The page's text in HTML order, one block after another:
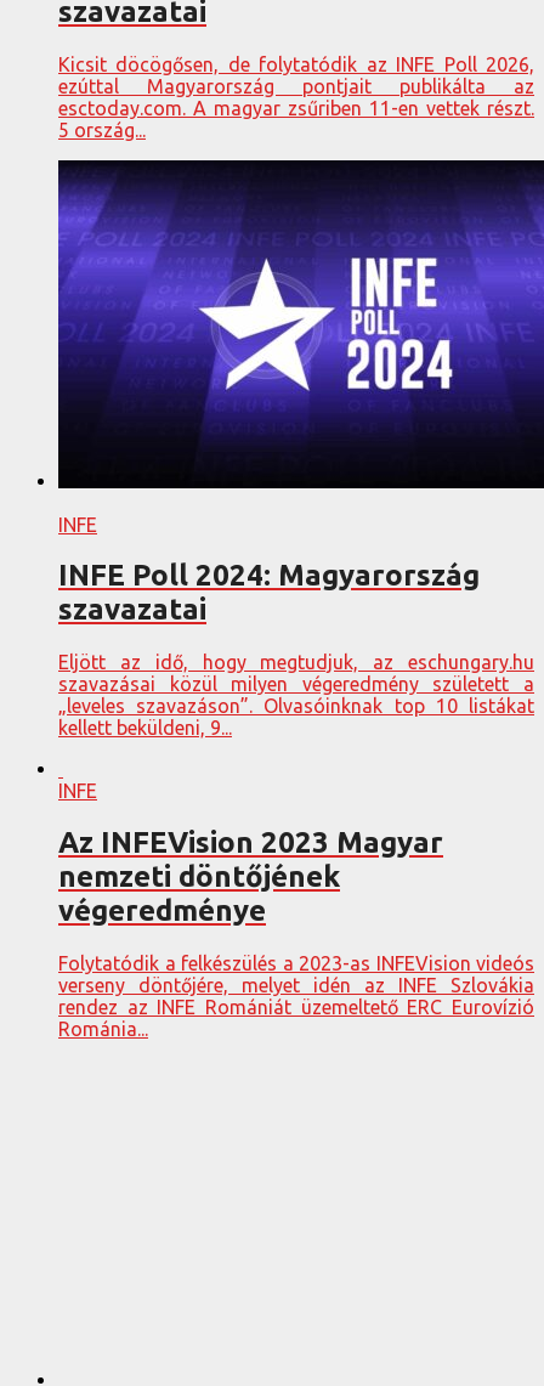
szavazatai
Kicsit döcögősen, de folytatódik az INFE Poll 2026,
ezúttal Magyarország pontjait publikálta az
esctoday.com. A magyar zsűriben 11-en vettek részt.
5 ország...
INFE
INFE Poll 2024: Magyarország
szavazatai
Eljött az idő, hogy megtudjuk, az eschungary.hu
szavazásai közül milyen végeredmény született a
„leveles szavazáson”. Olvasóinknak top 10 listákat
kellett beküldeni, 9...
INFE
Az INFEVision 2023 Magyar
nemzeti döntőjének
végeredménye
Folytatódik a felkészülés a 2023-as INFEVision videós
verseny döntőjére, melyet idén az INFE Szlovákia
rendez az INFE Romániát üzemeltető ERC Eurovízió
Románia...